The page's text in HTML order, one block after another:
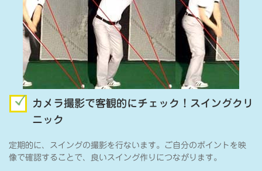
カメラ撮影で客観的にチェック！スイングクリ
ニック
定期的に、スイングの撮影を行ないます。ご自分のポイントを映
像で確認することで、良いスイング作りにつながります。